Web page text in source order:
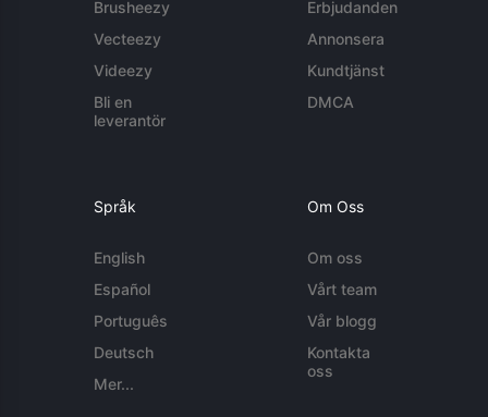
Brusheezy
Vecteezy
Videezy
Bli en
leverantör
Erbjudanden
Annonsera
Kundtjänst
DMCA
Språk
English
Español
Português
Deutsch
Mer...
Om Oss
Om oss
Vårt team
Vår blogg
Kontakta
oss